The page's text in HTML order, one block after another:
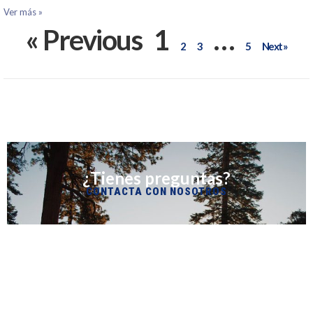
Ver más »
« Previous 1 2 3 … 5 Next »
¿Tienes preguntas?
CONTACTA CON NOSOTROS